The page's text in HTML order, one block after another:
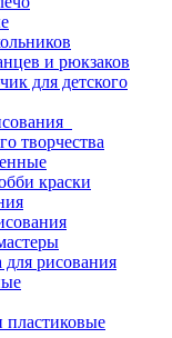
и рюкзаков
для детского
творчества
краски
рисования